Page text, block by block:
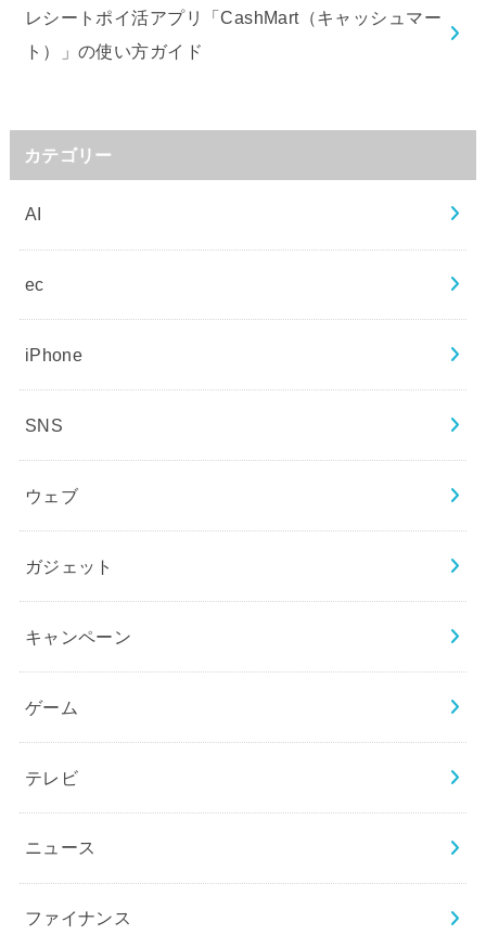
レシートポイ活アプリ「CashMart（キャッシュマー
ト）」の使い方ガイド
カテゴリー
AI
ec
iPhone
SNS
ウェブ
ガジェット
キャンペーン
ゲーム
テレビ
ニュース
ファイナンス